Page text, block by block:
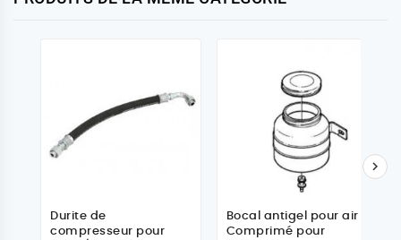
Durite de
compresseur pour
Bocal antigel pour air
Comprimé pour
